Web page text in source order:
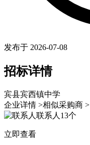
发布于 2026-07-08
招标详情
宾县宾西镇中学
企业详情 >相似采购商 >
联系人 13个
立即查看